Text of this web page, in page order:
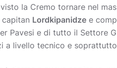
la Cremo tornare nel
Lordkipanidze e
Pavesi e di tutto il Settore
a livello tecnico e